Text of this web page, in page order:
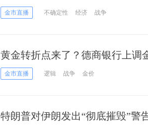
为年内加息
金市直播 不确定性 经济 战争
黄金转折点来了？德商银行上调
5000美元，银价看向90美元
金市直播 逻辑 战争 金价
特朗普对伊朗发出“彻底摧毁”警